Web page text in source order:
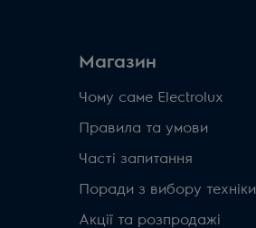
Магазин
Чому саме Electrolux
Правила та умови
Часті запитання
Поради з вибору техніки
Акції та розпродажі